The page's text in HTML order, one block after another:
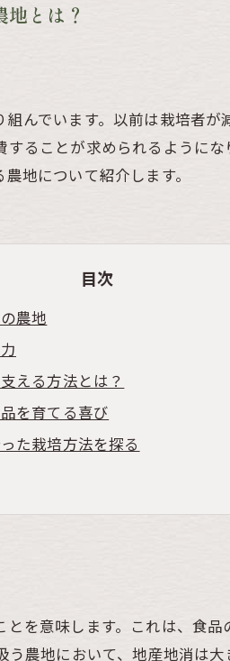
とは？
んでいます。以前は栽培者
ることが求められるように
地について紹介します。
目次
農地
える方法とは？
を育てる喜び
た栽培方法を探る
を意味します。これは、食
農地において、地産地消は